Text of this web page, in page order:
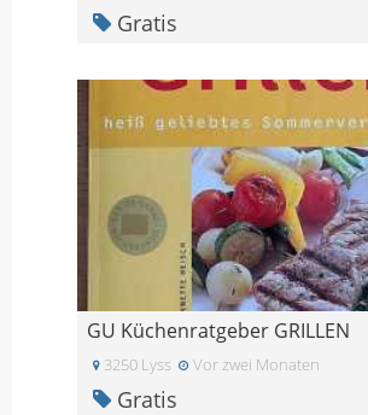
Gratis
GU Küchenratgeber GRILLEN
3250 Lyss Vor zwei Monaten
Gratis